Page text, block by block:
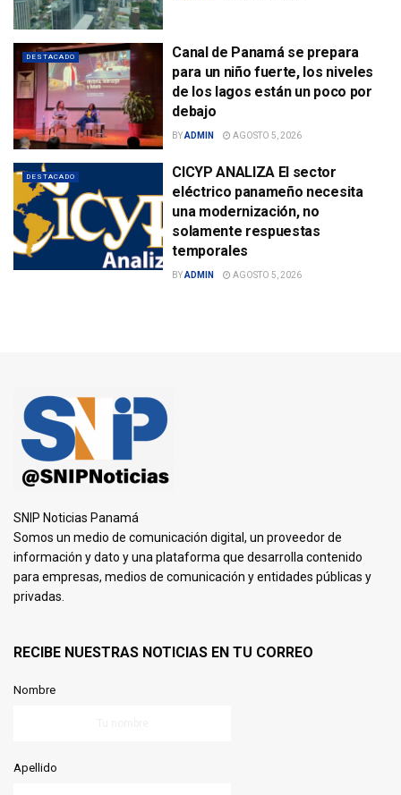
DESTACADO
Canal de Panamá se prepara
para un niño fuerte, los niveles
de los lagos están un poco por
debajo
BYADMIN AGOSTO 5, 2026
DESTACADO
CICYP ANALIZA El sector
eléctrico panameño necesita
una modernización, no
solamente respuestas
temporales
BYADMIN AGOSTO 5, 2026
SNIP Noticias Panamá
Somos un medio de comunicación digital, un proveedor de
información y dato y una plataforma que desarrolla contenido
para empresas, medios de comunicación y entidades públicas y
privadas.
RECIBE NUESTRAS NOTICIAS EN TU CORREO
Nombre
Apellido